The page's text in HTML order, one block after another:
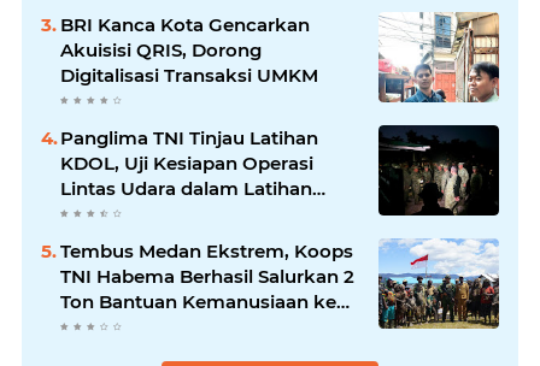
BRI Kanca Kota Gencarkan
Akuisisi QRIS, Dorong
Digitalisasi Transaksi UMKM
Panglima TNI Tinjau Latihan
KDOL, Uji Kesiapan Operasi
Lintas Udara dalam Latihan
Terintegrasi TNI 2026
Tembus Medan Ekstrem, Koops
TNI Habema Berhasil Salurkan 2
Ton Bantuan Kemanusiaan ke
Tiga Distrik di Kabupaten